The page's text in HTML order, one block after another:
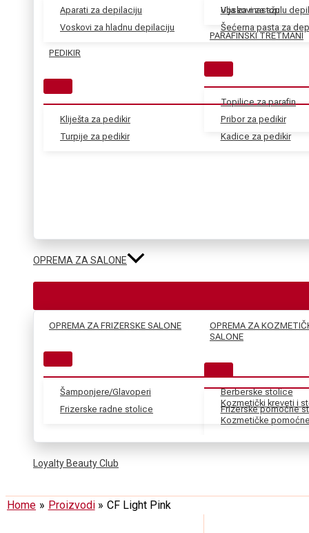
Aparati za depilaciju
Voskovi za hladnu depilaciju
Voskovi za toplu
Šećerna pasta za
PEDIKIR
Kliješta za pedikir
Turpije za pedikir
Pribor za pedikir
Kadice za pedikir
Ulja za masažu
PARAFINSKI TRETMANI
Topilice za parafin
OPREMA ZA SALONE
OPREMA ZA FRIZERSKE SALONE
Šamponjere/Glavoperi
Frizerske radne stolice
Berberske stolice
Frizerske pomoćne
OPREMA ZA
SALONE
Kozmetički kreveti i
Kozmetičke
Loyalty Beauty Club
Home Proizvodi CF Light Pink